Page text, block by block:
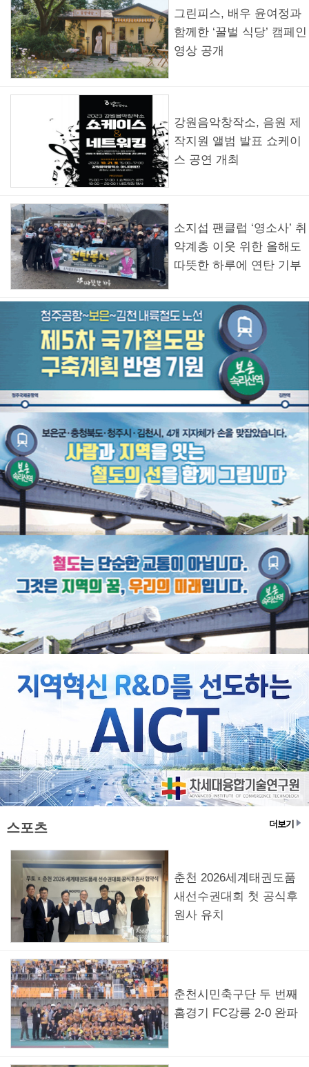
그린피스, 배우 윤여정과
함께한 ‘꿀벌 식당’ 캠페인
영상 공개
강원음악창작소, 음원 제
작지원 앨범 발표 쇼케이
스 공연 개최
소지섭 팬클럽 ‘영소사’ 취
약계층 이웃 위한 올해도
따뜻한 하루에 연탄 기부
스포츠 더보기
춘천 2026세계태권도품
새선수권대회 첫 공식후
원사 유치
춘천시민축구단 두 번째
홈경기 FC강릉 2-0 완파